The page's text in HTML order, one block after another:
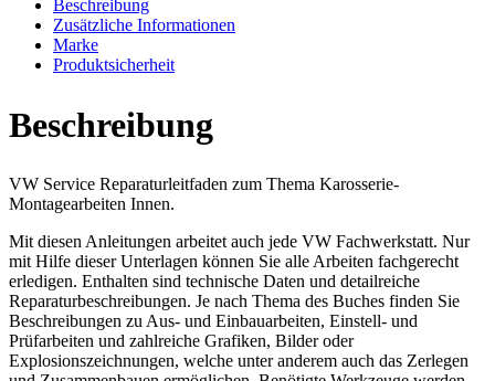
Menge
Beschreibung
Zusätzliche Informationen
Marke
Produktsicherheit
Beschreibung
VW Service Reparaturleitfaden zum Thema Karosserie-
Montagearbeiten Innen.
Mit diesen Anleitungen arbeitet auch jede VW Fachwerkstatt. Nur
mit Hilfe dieser Unterlagen können Sie alle Arbeiten fachgerecht
erledigen. Enthalten sind technische Daten und detailreiche
Reparaturbeschreibungen. Je nach Thema des Buches finden Sie
Beschreibungen zu Aus- und Einbauarbeiten, Einstell- und
Prüfarbeiten und zahlreiche Grafiken, Bilder oder
Explosionszeichnungen, welche unter anderem auch das Zerlegen